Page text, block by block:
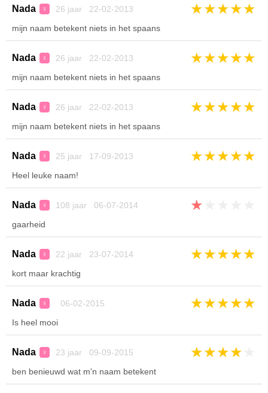
Nada ♀ 26 jaar 22-02-2013 ★★★★★
mijn naam betekent niets in het spaans
Nada ♀ 26 jaar 22-02-2013 ★★★★★
mijn naam betekent niets in het spaans
Nada ♀ 26 jaar 22-02-2013 ★★★★★
mijn naam betekent niets in het spaans
Nada ♀ 25 jaar 17-09-2013 ★★★★★
Heel leuke naam!
Nada ♀ 108 jaar 06-07-2014 ★
gaarheid
Nada ♀ 22 jaar 23-07-2014 ★★★★★
kort maar krachtig
Nada ♀ 06-02-2015 ★★★★★
Is heel mooi
Nada ♀ 23 jaar 09-09-2015 ★★★★
ben benieuwd wat m'n naam betekent